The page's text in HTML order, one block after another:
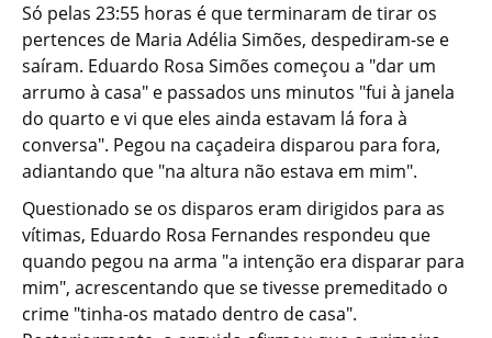
Só pelas 23:55 horas é que terminaram de tirar os
pertences de Maria Adélia Simões, despediram-se e
saíram. Eduardo Rosa Simões começou a "dar um
arrumo à casa" e passados uns minutos "fui à janela
do quarto e vi que eles ainda estavam lá fora à
conversa". Pegou na caçadeira disparou para fora,
adiantando que "na altura não estava em mim".
Questionado se os disparos eram dirigidos para as
vítimas, Eduardo Rosa Fernandes respondeu que
quando pegou na arma "a intenção era disparar para
mim", acrescentando que se tivesse premeditado o
crime "tinha-os matado dentro de casa".